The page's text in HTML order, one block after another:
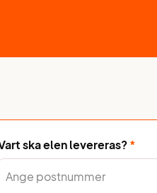
ska elen levereras? *